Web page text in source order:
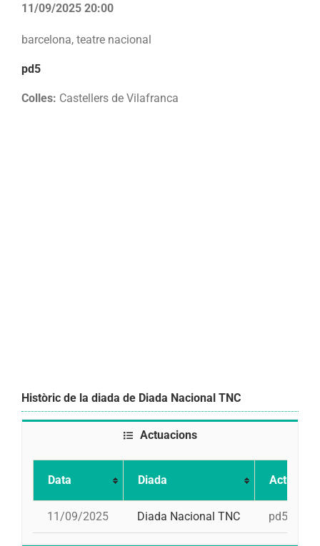
11/09/2025 20:00
barcelona, teatre nacional
pd5
Colles: Castellers de Vilafranca
Històric de la diada de Diada Nacional TNC
Actuacions
Data Diada Actuació
11/09/2025 Diada Nacional TNC pd5